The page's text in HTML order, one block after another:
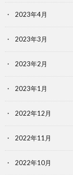
2023年4月
2023年3月
2023年2月
2023年1月
2022年12月
2022年11月
2022年10月